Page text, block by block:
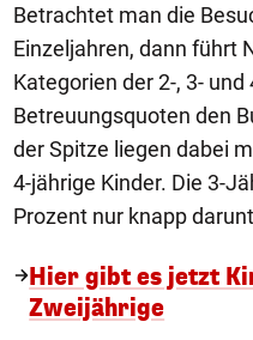
Betrachtet man die
Einzeljahren, dann führt
Kategorien der 2-, 3-
Betreuungsquoten den
der Spitze liegen dabei
4-jährige Kinder. Die 3-
Prozent nur knapp
Hier gibt es jetzt
Zweijährige